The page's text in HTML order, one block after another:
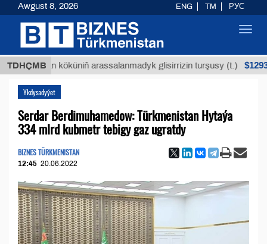
TDHÇMB
köküniň arassalanmadyk glisirrizin turşusy (t.) $12935,18
Ykdysadyýet
Serdar Berdimuhamedow: Türkmenistan Hytaýa
334 mlrd kubmetr tebigy gaz ugratdy
BIZNES TÜRKMENISTAN
12:45 20.06.2022
Awgust 8, 2026 ENG TM РУС